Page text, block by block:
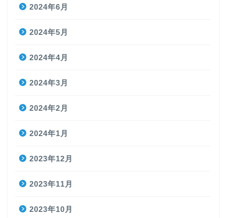
2024年6月
2024年5月
2024年4月
2024年3月
2024年2月
2024年1月
2023年12月
2023年11月
2023年10月